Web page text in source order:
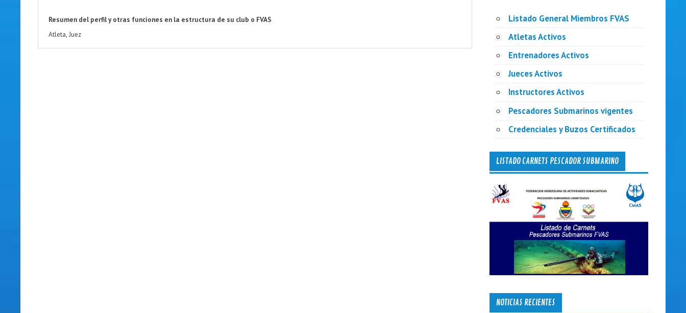
Resumen del perfil y otras funciones en la estructura de su club o FVAS
Atleta, Juez
Listado General Miembros FVAS
Atletas Activos
Entrenadores Activos
Jueces Activos
Instructores Activos
Pescadores Submarinos vigentes
Credenciales y Buzos Certificados
LISTADO CARNETS PESCADOR SUBMARINO
NOTICIAS RECIENTES